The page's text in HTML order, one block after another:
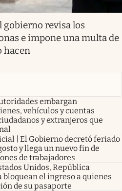
gobierno revisa los
e impone una multa de
hacen
embargan
vehículos y cuentas
y extranjeros que
| El Gobierno decretó feriado
y llega un nuevo fin de
de trabajadores
Unidos, República
el ingreso a quienes
de su pasaporte